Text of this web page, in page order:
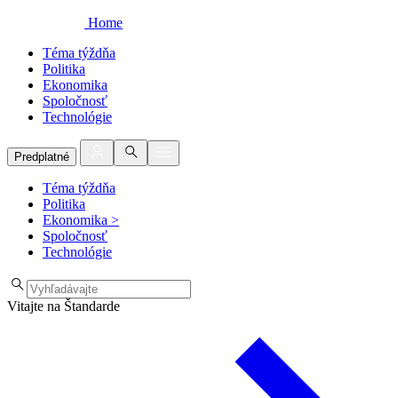
Home
Téma týždňa
Politika
Ekonomika
Spoločnosť
Technológie
Predplatné
Téma týždňa
Politika
Ekonomika >
Spoločnosť
Technológie
Vitajte na Štandarde